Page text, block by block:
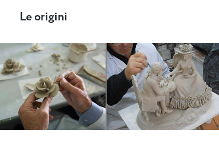
Le origini